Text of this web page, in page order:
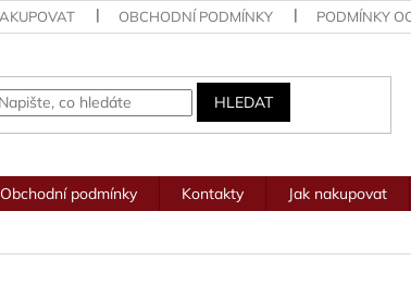
OBCHODNÍ PODMÍNKY PODMÍNKY
HLEDAT
Obchodní podmínky Kontakty Jak nakupovat